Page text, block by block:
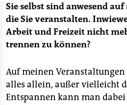
Sie selbst sind anwesend
die Sie veranstalten.
Arbeit und Freizeit nicht
trennen zu können?
Auf meinen
alles allein, außer vielleicht
Entspannen kann man dabei